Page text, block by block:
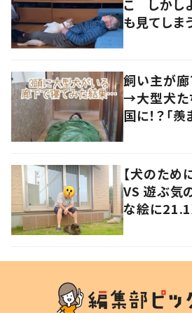
こ しかし
も見てしま
飼い主が
→大型犬た
国に！？「羨
【犬のため
VS 遊ぶ気
な絵に21.1